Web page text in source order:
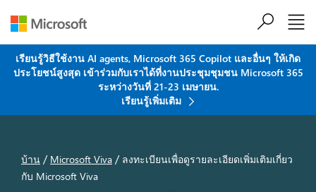
เรียนรู้วิธีใช้งาน AI agents, Microsoft 365 Copilot และอื่นๆ ให้เกิด
ประโยชน์สูงสุด เข้าร่วมกับเราได้ที่งานประชุมชุมชน Microsoft 365
ระหว่างวันที่ 21-23 เมษายน.
เรียนรู้เพิ่มเติม
บ้าน / Microsoft Viva / ลงทะเบียนเพื่อดูรายละเอียดเพิ่มเติมเกี่ยว
กับ Microsoft Viva